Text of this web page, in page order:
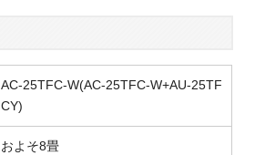
AC-25TFC-W(AC-25TFC-W+AU-25TF
CY)
およそ8畳